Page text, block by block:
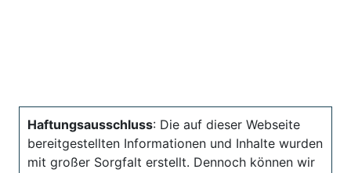
Haftungsausschluss: Die auf dieser Webseite
bereitgestellten Informationen und Inhalte wurden
mit großer Sorgfalt erstellt. Dennoch können wir